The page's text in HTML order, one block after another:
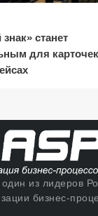
станет
для
из лидеров
бизнес-